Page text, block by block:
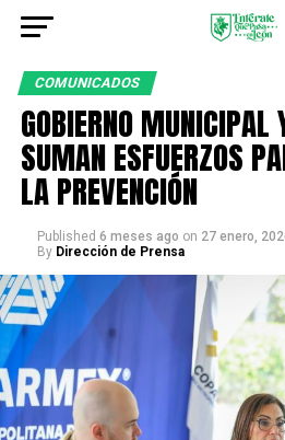
COMUNICADOS
GOBIERNO MUNICIPAL
SUMAN ESFUERZOS
LA PREVENCIÓN
Published 6 meses ago on 27 enero,
By Dirección de Prensa